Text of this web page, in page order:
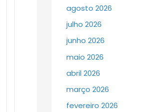
agosto 2026
julho 2026
junho 2026
maio 2026
abril 2026
março 2026
fevereiro 2026